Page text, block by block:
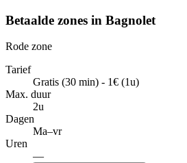
Betaalde zones in Bagnolet
Rode zone
Tarief
Gratis (30 min) - 1€ (1u)
Max. duur
2u
Dagen
Ma–vr
Uren
—